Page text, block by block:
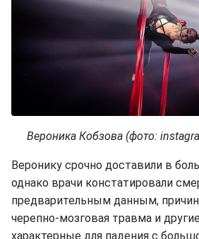
Вероника Кобзова (фото:
Веронику срочно доставили в
однако врачи констатировали
предварительным данным,
черепно-мозговая травма и
характерные для падения с